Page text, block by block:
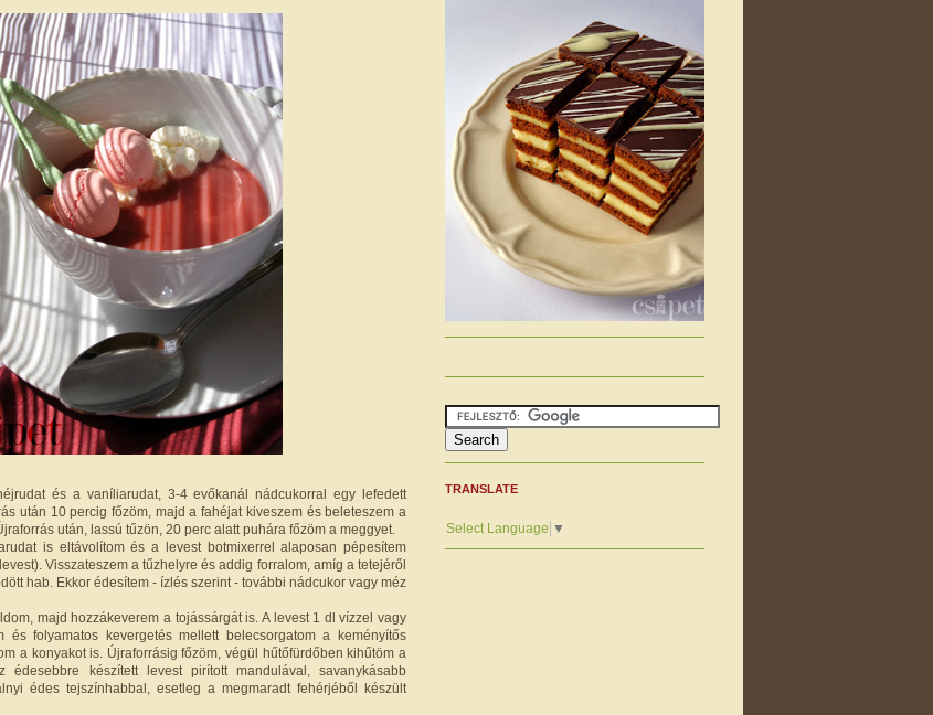
és a vaníliarudat, 3-4 evőkanál nádcukorral egy lefedett
után 10 percig főzöm, majd a fahéjat kiveszem és beleteszem a
után, lassú tűzön, 20 perc alatt puhára főzöm a meggyet.
is eltávolítom és a levest botmixerrel alaposan pépesítem
Visszateszem a tűzhelyre és addig forralom, amíg a tetejéről
hab. Ekkor édesítem - ízlés szerint - további nádcukor vagy méz
majd hozzákeverem a tojássárgát is. A levest 1 dl vízzel vagy
és folyamatos kevergetés mellett belecsorgatom a keményítős
a konyakot is. Újraforrásig főzöm, végül hűtőfürdőben kihűtöm a
édesebbre készített levest pirított mandulával, savanykásabb
édes tejszínhabbal, esetleg a megmaradt fehérjéből készült
TRANSLATE
Select Language ▼